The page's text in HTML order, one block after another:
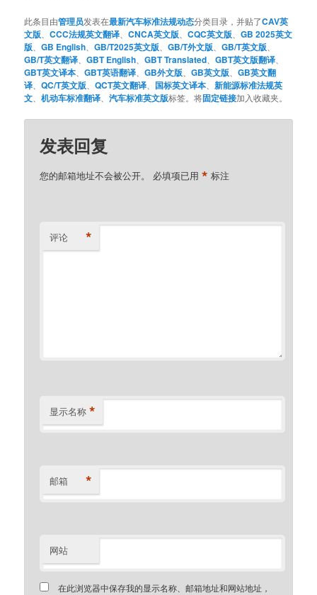
此条目由管理员发表在最新汽车标准法规动态分类目录，并贴了CAV英
文版 、CCC法规英文翻译 、CNCA英文版 、CQC英文版 、GB 2025英文
版 、GB English 、GB/T2025英文版 、GB/T外文版 、GB/T英文版
GB/T英文翻译 、GBT English 、GBT Translated 、GBT英文版翻译
GBT英文译本 、GBT英语翻译 、GB外文版 、GB英文版 、GB英文翻
译 、QC/T英文版 、QCT英文翻译 国标英文译本 、新能源标准法规英
文 、机动车标准翻译 、汽车标准英文版标签。将固定链接加入收藏夹。
发表回复
您的邮箱地址不会被公开。 必填项已用* 标注
评论 *
显示名称 *
邮箱 *
网站
在此浏览器中保存我的显示名称、邮箱地址和网站地址，